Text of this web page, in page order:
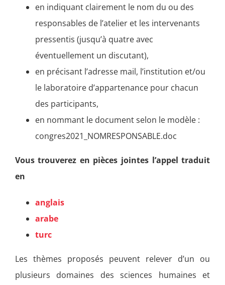
en indiquant clairement le nom du ou des
responsables de l’atelier et les intervenants
pressentis (jusqu’à quatre avec
éventuellement un discutant),
en précisant l’adresse mail, l’institution et/ou
le laboratoire d’appartenance pour chacun
des participants,
en nommant le document selon le modèle :
congres2021_NOMRESPONSABLE.doc
Vous trouverez en pièces jointes l’appel traduit
en
anglais
arabe
turc
Les thèmes proposés peuvent relever d’un ou
plusieurs domaines des sciences humaines et